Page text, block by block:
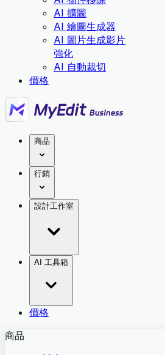
AI 擴圖
AI 繪圖生成器
AI 圖片生成影片
強化
AI 自動裁切
價格
商品
行銷
設計工作室
AI 工具箱
價格
商品